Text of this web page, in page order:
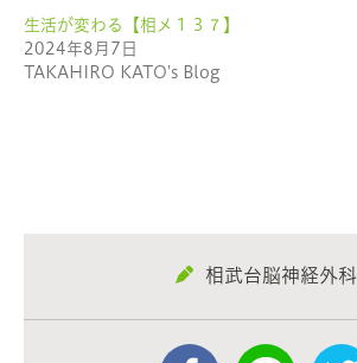
開
き
ま
す)
し
ウ
ィ
ン
ド
生活が変わる【相メ１３７】
2024年8月7日
TAKAHIRO KATO's Blog
相武台脳神経外科